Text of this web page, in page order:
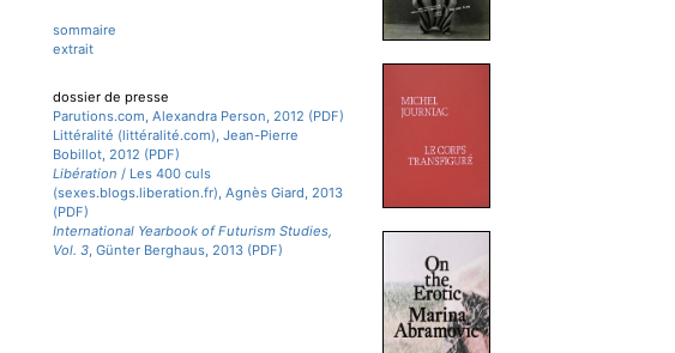
sommaire
extrait
dossier de presse
Parutions.com, Alexandra Person, 2012 (PDF)
Littéralité (littéralité.com), Jean-Pierre
Bobillot, 2012 (PDF)
Libération / Les 400 culs
(sexes.blogs.liberation.fr), Agnès Giard, 2013
(PDF)
International Yearbook of Futurism Studies,
Vol. 3, Günter Berghaus, 2013 (PDF)